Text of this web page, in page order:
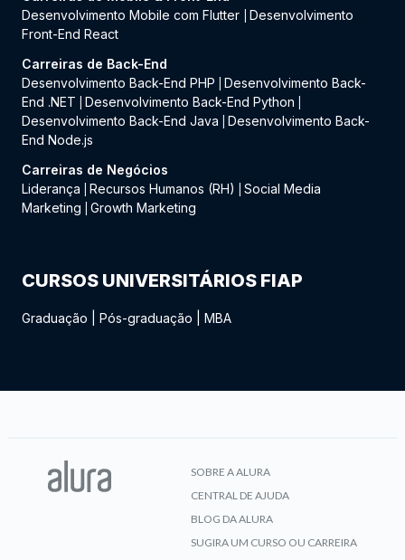
Desenvolvimento Mobile com Flutter
Desenvolvimento
Front-End React
Carreiras de Back-End
Desenvolvimento Back-End PHP
Desenvolvimento Back-
End .NET
Desenvolvimento Back-End Python
Desenvolvimento Back-End Java
Desenvolvimento Back-
End Node.js
Carreiras de Negócios
Liderança
Recursos Humanos (RH)
Social Media
Marketing
Growth Marketing
CURSOS UNIVERSITÁRIOS FIAP
Graduação Pós-graduação MBA
SOBRE A ALURA
CENTRAL DE AJUDA
BLOG DA ALURA
SUGIRA UM CURSO OU CARREIRA